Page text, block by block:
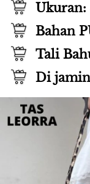
Ukuran:
Bahan
Tali
Di jamin